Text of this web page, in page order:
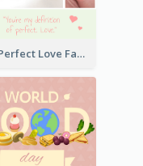
The Perfect Love Facebook Post